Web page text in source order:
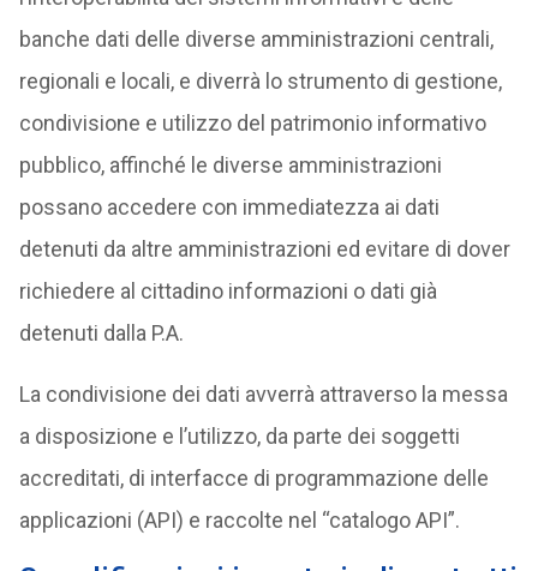
banche dati delle diverse amministrazioni centrali,
regionali e locali, e diverrà lo strumento di gestione,
condivisione e utilizzo del patrimonio informativo
pubblico, affinché le diverse amministrazioni
possano accedere con immediatezza ai dati
detenuti da altre amministrazioni ed evitare di dover
richiedere al cittadino informazioni o dati già
detenuti dalla P.A.
La condivisione dei dati avverrà attraverso la messa
a disposizione e l’utilizzo, da parte dei soggetti
accreditati, di interfacce di programmazione delle
applicazioni (API) e raccolte nel “catalogo API”.